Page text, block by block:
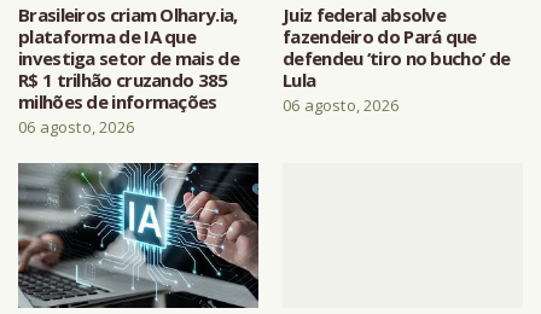
Brasileiros criam Olhary.ia,
plataforma de IA que
investiga setor de mais de
R$ 1 trilhão cruzando 385
milhões de informações
06 agosto, 2026
Juiz federal absolve
fazendeiro do Pará que
defendeu ‘tiro no bucho’ de
Lula
06 agosto, 2026